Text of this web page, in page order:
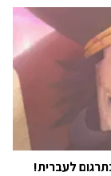
לעברית!